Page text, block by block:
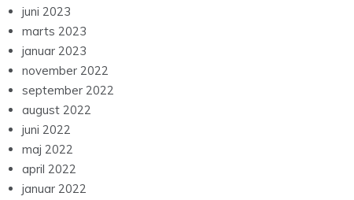
juni 2023
marts 2023
januar 2023
november 2022
september 2022
august 2022
juni 2022
maj 2022
april 2022
januar 2022